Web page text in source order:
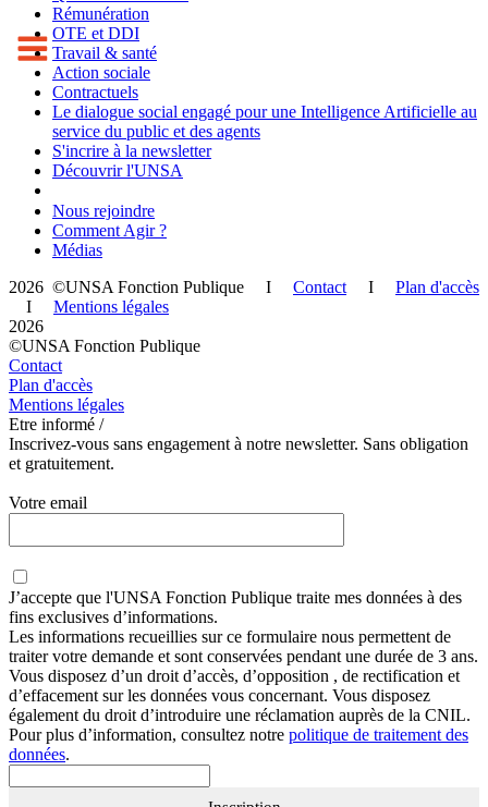
Rémunération
OTE et DDI
Travail & santé
Action sociale
Contractuels
Le dialogue social engagé pour une Intelligence Artificielle au
service du public et des agents
S'incrire à la newsletter
Découvrir l'UNSA
Nous rejoindre
Comment Agir ?
Médias
2026 ©UNSA Fonction Publique I Contact I Plan d'accès
I Mentions légales
2026
©UNSA Fonction Publique
Contact
Plan d'accès
Mentions légales
Etre informé /
Inscrivez-vous sans engagement à notre newsletter. Sans obligation
et gratuitement.
Votre email
J’accepte que l'UNSA Fonction Publique traite mes données à des
fins exclusives d’informations.
Les informations recueillies sur ce formulaire nous permettent de
traiter votre demande et sont conservées pendant une durée de 3 ans.
Vous disposez d’un droit d’accès, d’opposition , de rectification et
d’effacement sur les données vous concernant. Vous disposez
également du droit d’introduire une réclamation auprès de la CNIL.
Pour plus d’information, consultez notre politique de traitement des
données.